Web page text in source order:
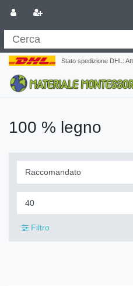
Stato spedizione DHL:
100 % legno
Filtro